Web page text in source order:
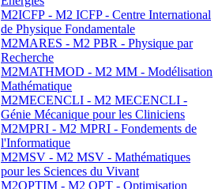
M2ICFP - M2 ICFP - Centre International
de Physique Fondamentale
M2MARES - M2 PBR - Physique par
Recherche
M2MATHMOD - M2 MM - Modélisation
Mathématique
M2MECENCLI - M2 MECENCLI -
Génie Mécanique pour les Cliniciens
M2MPRI - M2 MPRI - Fondements de
l'Informatique
M2MSV - M2 MSV - Mathématiques
pour les Sciences du Vivant
M2OPTIM - M2 OPT - Optimisation